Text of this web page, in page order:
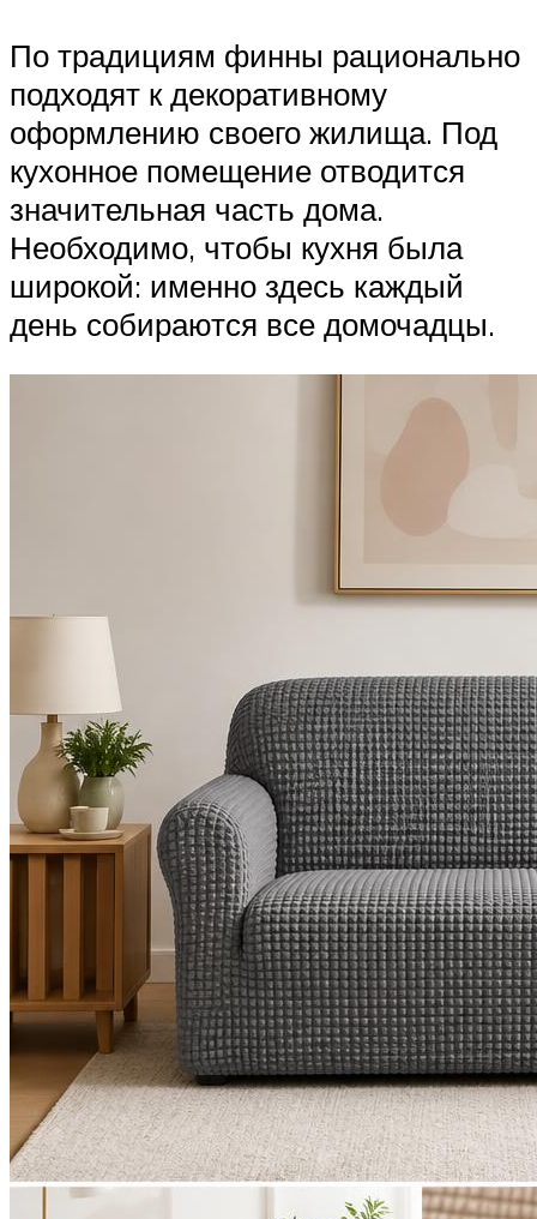
По традициям финны рационально
подходят к декоративному
оформлению своего жилища. Под
кухонное помещение отводится
значительная часть дома.
Необходимо, чтобы кухня была
широкой: именно здесь каждый
день собираются все домочадцы.